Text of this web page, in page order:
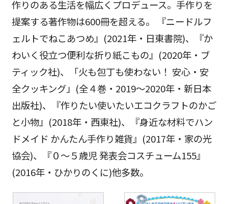
作りのある生活を幅広くプロデュース。手作りを
提案する著作物は600冊を超える。 『ニードルフ
ェルトでねこあつめ』(2021年・日東書院)、『か
わいく役立つ便利な折り紙こもの』(2020年・ブ
ティック社)、「火も包丁も使わない！ 安心・安
全クッキング」(全４巻・2019～2020年・新日本
出版社)、『作りたい使いたいエコクラフトのかご
と小物』(2018年・西東社)、『身近な材料でハン
ドメイド かんたん手作り雑貨』(2017年・家の光
協会)、『０～５歳児 発表会コスチューム155』
(2016年・ひかりのくに)他多数。